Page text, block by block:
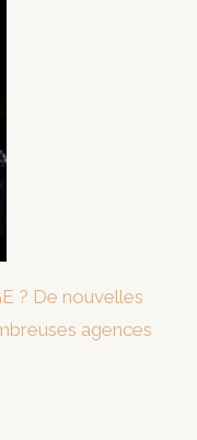
? De nouvelles
agences